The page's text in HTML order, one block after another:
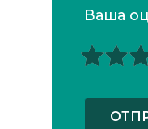
Ваша